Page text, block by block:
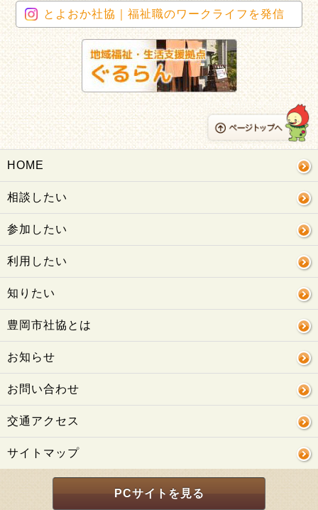
とよおか社協｜福祉職のワークライフを発信
HOME
相談したい
参加したい
利用したい
知りたい
豊岡市社協とは
お知らせ
お問い合わせ
交通アクセス
サイトマップ
PCサイトを見る